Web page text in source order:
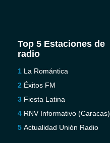
Top 5 Estaciones de
radio
La Romántica
Éxitos FM
Fiesta Latina
RNV Informativo (Caracas)
Actualidad Unión Radio